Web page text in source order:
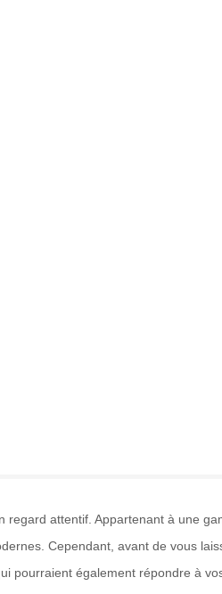
regard attentif. Appartenant à une
Cependant, avant de vous
pourraient également répondre à